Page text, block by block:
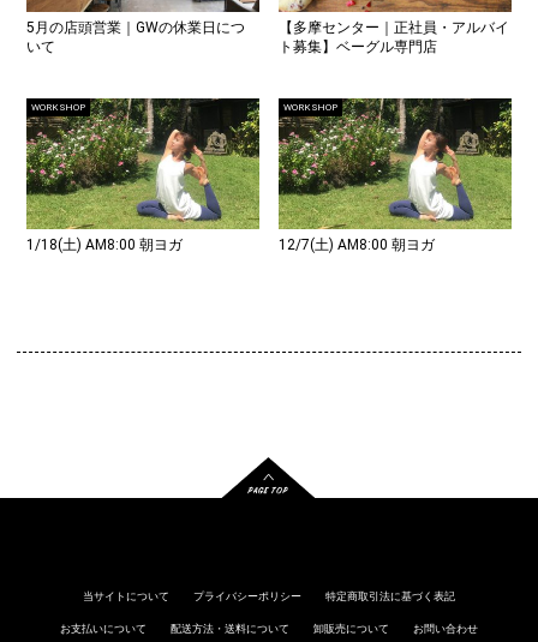
5月の店頭営業｜GWの休業日につ
いて
【多摩センター｜正社員・アルバイ
ト募集】ベーグル専門店
1/18(土) AM8:00 朝ヨガ
WORK SHOP
12/7(土) AM8:00 朝ヨガ
WORK SHOP
当サイトについて プライバシーポリシー 特定商取引法に基づく表記
お支払いについて 配送方法・送料について 卸販売について お問い合わせ